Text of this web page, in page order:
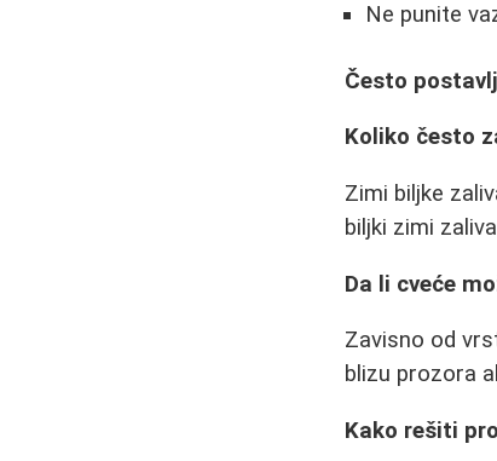
Ne punite
Često
Koliko često
Zimi biljke
biljki zimi
Da li cveće
Zavisno od
blizu prozora
Kako rešiti